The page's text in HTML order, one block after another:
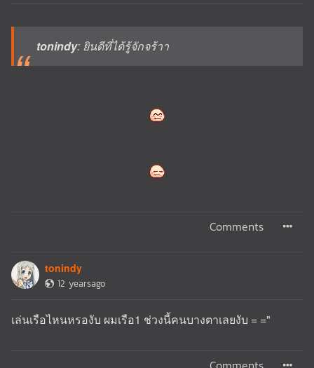
tonindy: ยินดีที่ได้รู้จักจร้าา
Comments
tonindy
12 yearsago
เล่นเรือไหนหรองับ ผมเรือ1 ช่วงนี้คนบางตาเลยงับ = ="